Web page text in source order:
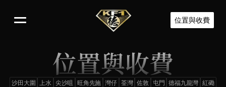
位置與收費
沙田大圍 上水 尖沙咀 旺角先施 灣仔 荃灣 佐敦 屯門 德福九龍灣 紅磡
位置與收費